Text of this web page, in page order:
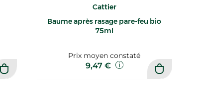
Cattier
Baume après rasage pare-feu bio
75ml
Prix moyen constaté
9,47 €